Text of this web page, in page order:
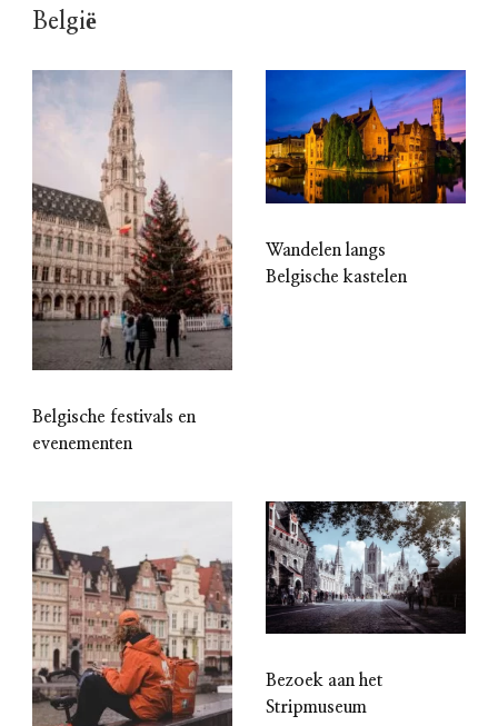
België
Belgische festivals en
evenementen
Wandelen langs
Belgische kastelen
Bezoek aan het
Stripmuseum